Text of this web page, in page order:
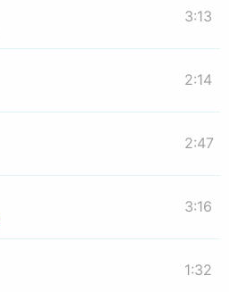
3:13
2:14
2:47
3:16
1:32